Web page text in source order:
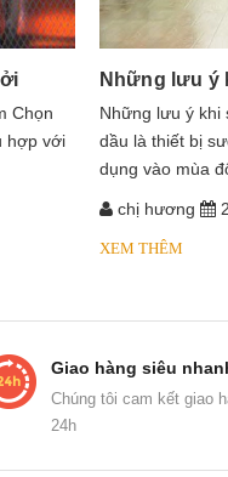
Chọn
hợp với
Những lưu ý
​​​​​​Những lưu ý
dầu là thiết bị
dụng vào mùa
chị hương
XEM THÊM
Giao hàng siêu
Chúng tôi cam kết giao
24h